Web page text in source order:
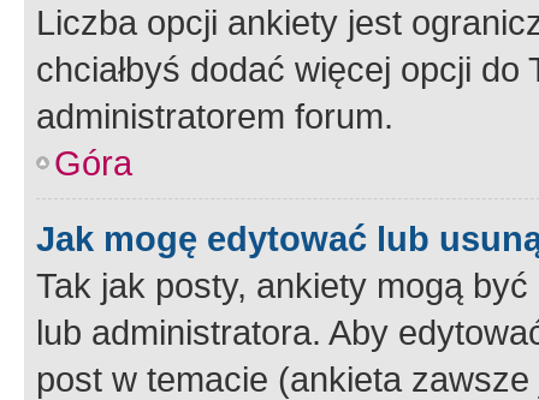
Liczba opcji ankiety jest
chciałbyś dodać więcej opcji
administratorem forum.
Góra
Jak mogę edytować lub
Tak jak posty, ankiety mogą
lub administratora. Aby
post w temacie (ankieta